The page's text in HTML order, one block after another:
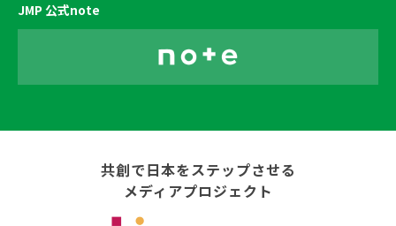
JMP 公式note
共創で日本をステップさせる
メディアプロジェクト